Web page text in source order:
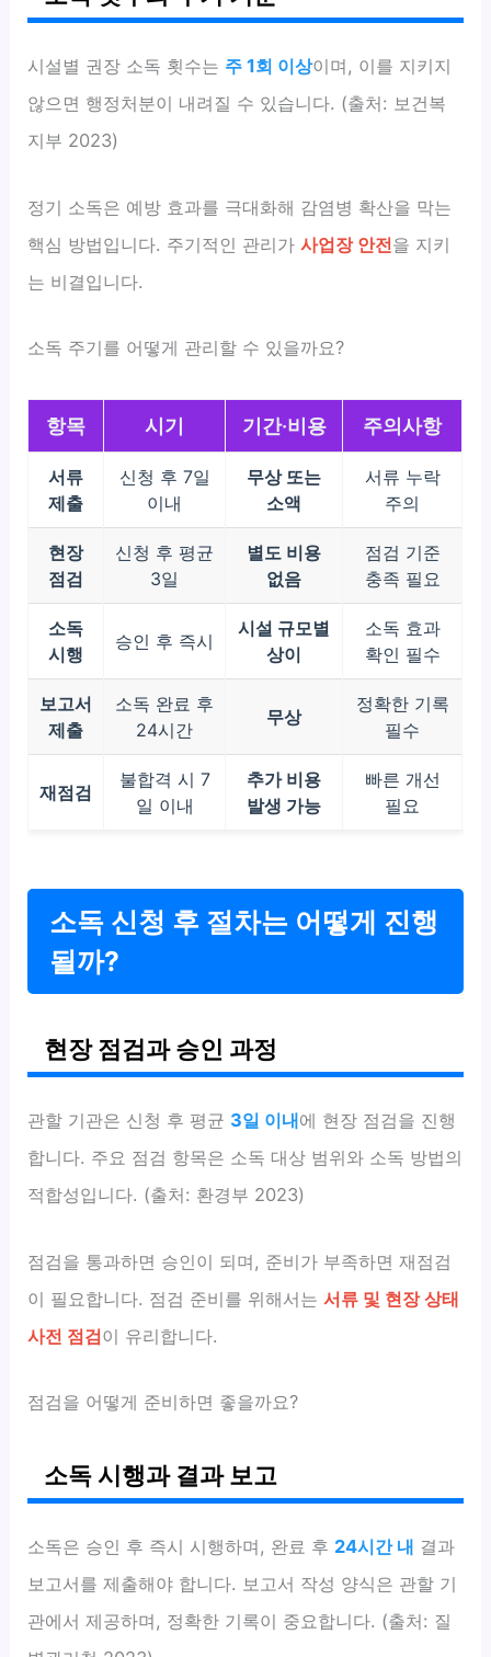
시설별 권장 소독 횟수는 주 1회 이상이며, 이를 지키지
않으면 행정처분이 내려질 수 있습니다. (출처: 보건복
지부 2023)
정기 소독은 예방 효과를 극대화해 감염병 확산을 막는
핵심 방법입니다. 주기적인 관리가사업장 안전을 지키
는 비결입니다.
소독 주기를 어떻게 관리할 수 있을까요?
항목 시기 기간·비용 주의사항
서류
제출
신청 후 7일
이내
무상 또는
소액
서류 누락
주의
현장
점검
신청 후 평균
3일
별도 비용
없음
점검 기준
충족 필요
소독
시행
승인 후 즉시
시설 규모별
상이
소독 효과
확인 필수
보고서
제출
소독 완료 후
24시간
무상
정확한 기록
필수
재점검
불합격 시 7
일 이내
추가 비용
발생 가능
빠른 개선
필요
소독 신청 후 절차는 어떻게 진행
될까?
현장 점검과 승인 과정
관할 기관은 신청 후 평균 3일 이내에 현장 점검을 진행
합니다. 주요 점검 항목은 소독 대상 범위와 소독 방법의
적합성입니다. (출처: 환경부 2023)
점검을 통과하면 승인이 되며, 준비가 부족하면 재점검
이 필요합니다. 점검 준비를 위해서는서류 및 현장 상태
사전 점검이 유리합니다.
점검을 어떻게 준비하면 좋을까요?
소독 시행과 결과 보고
소독은 승인 후 즉시 시행하며, 완료 후 24시간 내 결과
보고서를 제출해야 합니다. 보고서 작성 양식은 관할 기
관에서 제공하며, 정확한 기록이 중요합니다. (출처: 질